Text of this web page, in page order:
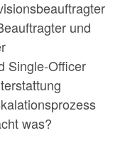
und
Single-Officer
was?